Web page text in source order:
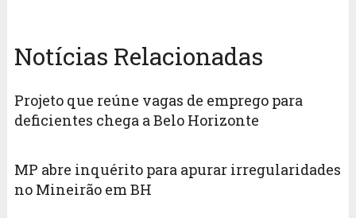
Notícias Relacionadas
Projeto que reúne vagas de emprego para
deficientes chega a Belo Horizonte
MP abre inquérito para apurar irregularidades
no Mineirão em BH